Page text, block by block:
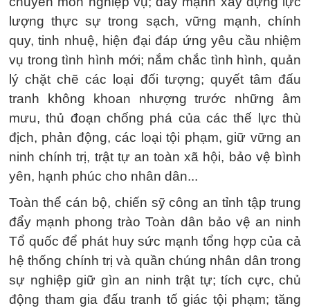
lượng thực sự trong sạch, vững mạnh, chính
quy, tinh nhuệ, hiện đại đáp ứng yêu cầu nhiệm
vụ trong tình hình mới; nắm chắc tình hình, quản
lý chặt chẽ các loại đối tượng; quyết tâm đấu
tranh không khoan nhượng trước những âm
mưu, thủ đoạn chống phá của các thế lực thù
địch, phản động, các loại tội phạm, giữ vững an
ninh chính trị, trật tự an toàn xã hội, bảo vệ bình
yên, hạnh phúc cho nhân dân...
Toàn thể cán bộ, chiến sỹ công an tỉnh tập trung
đẩy mạnh phong trào Toàn dân bảo vệ an ninh
Tổ quốc để phát huy sức mạnh tổng hợp của cả
hệ thống chính trị và quần chúng nhân dân trong
sự nghiệp giữ gìn an ninh trật tự; tích cực, chủ
động tham gia đấu tranh tố giác tội phạm; tăng